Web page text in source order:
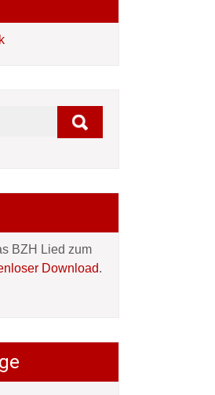
BZH Lied zum
Download.